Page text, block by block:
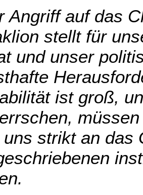
Angriff auf das
stellt für
und unser
ist groß,
uns strikt an das